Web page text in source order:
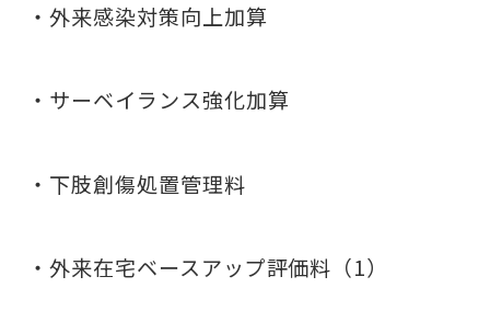
・外来感染対策向上加算
・サーベイランス強化加算
・下肢創傷処置管理料
・外来在宅ベースアップ評価料（1）